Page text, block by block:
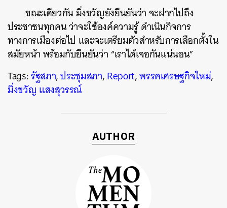
ขณะเดียวกัน มิ่งขวัญยังยืนยันว่า จะฝากไปถึง
ประชาชนทุกคน ว่าจะใช้องค์ความรู้ ดำเนินกิจการ
ทางการเมืองต่อไป และจะเตรียมตัวสำหรับการเลือกตั้งใน
สมัยหน้า พร้อมกับยืนยันว่า “เราได้เจอกันแน่นอน”
Tags:รัฐสภา,ประชุมสภา,Report,พรรคเศรษฐกิจใหม่,
มิ่งขวัญ แสงสุวรรณ์
AUTHOR